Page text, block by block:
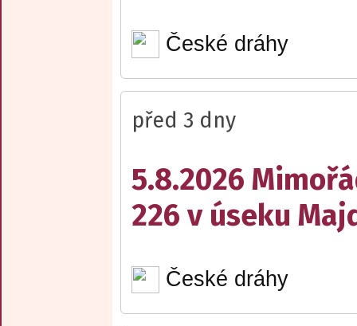
České dráhy
před 3 dny
5.8.2026
226 v úseku
České dráhy